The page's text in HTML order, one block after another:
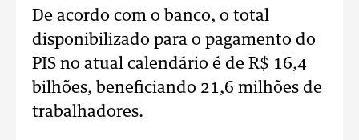
De acordo com o banco, o total
disponibilizado para o pagamento do
PIS no atual calendário é de R$ 16,4
bilhões, beneficiando 21,6 milhões de
trabalhadores.